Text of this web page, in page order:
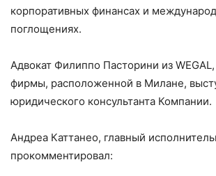
корпоративных финансах и
поглощениях.
Адвокат Филиппо Пасторини из
фирмы, расположенной в Милане,
юридического консультанта Компании.
Андреа Каттанео, главный
прокомментировал: